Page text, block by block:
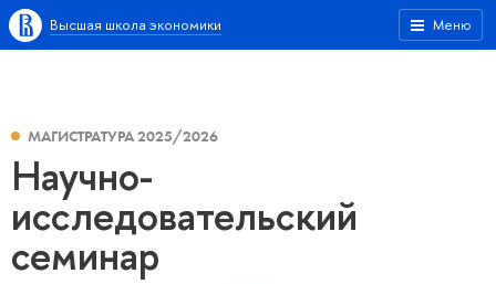
Меню
Высшая школа экономики
МАГИСТРАТУРА 2025/2026
Научно-
исследовательский
семинар